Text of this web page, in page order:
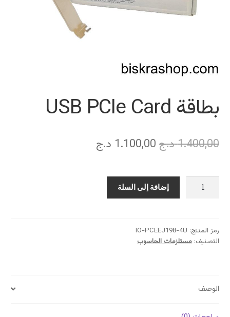
بطاقة USB PCIe Card
1.400,00د.ج السعر
هو:
1.400,00 د.ج.
1.100,00 د.ج
Card
إضافة إلى السلة
رمز المنتج: IO-PCEEJ198-4U
التصنيف:مستلزمات الحاسوب
الوصف